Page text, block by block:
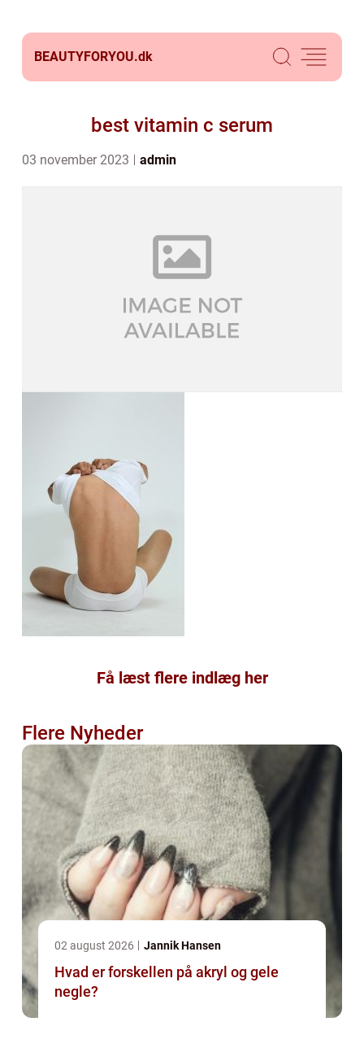
BEAUTYFORYOU.dk
best vitamin c serum
03 november 2023 admin
Få læst flere indlæg her
Flere Nyheder
02 august 2026 Jannik Hansen
Hvad er forskellen på akryl og gele
negle?